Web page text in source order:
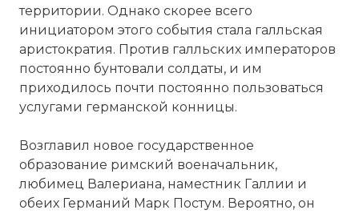
территории. Однако скорее всего
инициатором этого события стала галльская
аристократия. Против галльских императоров
постоянно бунтовали солдаты, и им
приходилось почти постоянно пользоваться
услугами германской конницы.
Возглавил новое государственное
образование римский военачальник,
любимец Валериана, наместник Галлии и
обеих Германий Марк Постум. Вероятно, он